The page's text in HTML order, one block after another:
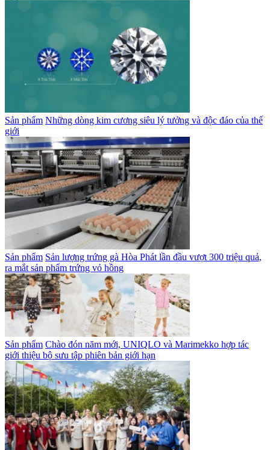
Sản phẩm Những dòng kim cương siêu lý tưởng và độc đáo của thế
giới
Sản phẩm Sản lượng trứng gà Hòa Phát lần đầu vượt 300 triệu quả,
ra mắt sản phẩm trứng vỏ hồng
Sản phẩm Chào đón năm mới, UNIQLO và Marimekko hợp tác
giới thiệu bộ sưu tập phiên bản giới hạn